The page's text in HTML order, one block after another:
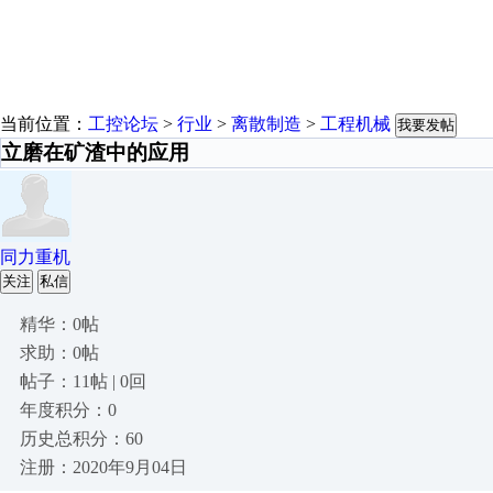
当前位置： 工控论坛 > 行业 > 离散制造 > 工程机械 我要发帖
立磨在矿渣中的应用
同力重机
关注 私信
精华：0帖
求助：0帖
帖子：11帖 | 0回
年度积分：0
历史总积分：60
注册：2020年9月04日